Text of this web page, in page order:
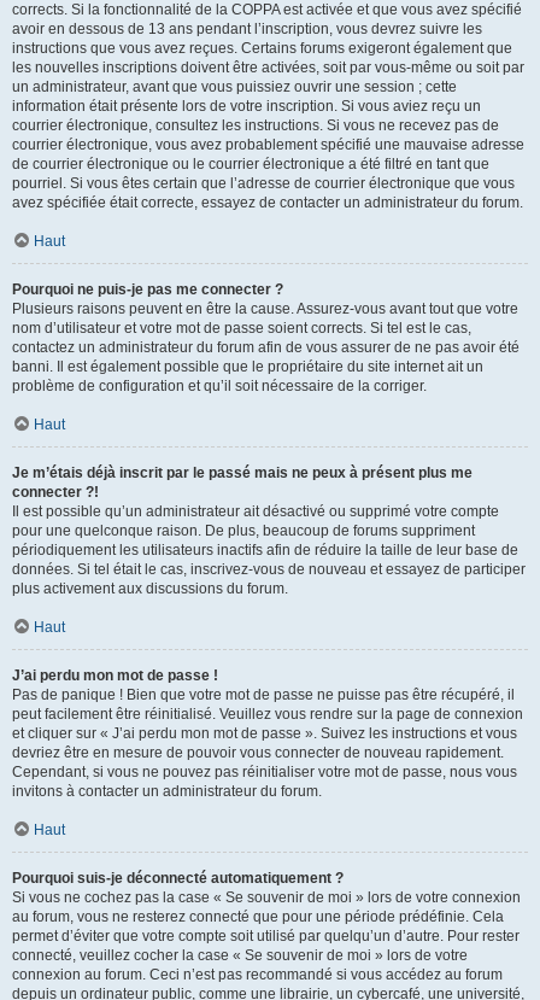
corrects. Si la fonctionnalité de la COPPA est activée et que vous avez spécifié
avoir en dessous de 13 ans pendant l’inscription, vous devrez suivre les
instructions que vous avez reçues. Certains forums exigeront également que
les nouvelles inscriptions doivent être activées, soit par vous-même ou soit par
un administrateur, avant que vous puissiez ouvrir une session ; cette
information était présente lors de votre inscription. Si vous aviez reçu un
courrier électronique, consultez les instructions. Si vous ne recevez pas de
courrier électronique, vous avez probablement spécifié une mauvaise adresse
de courrier électronique ou le courrier électronique a été filtré en tant que
pourriel. Si vous êtes certain que l’adresse de courrier électronique que vous
avez spécifiée était correcte, essayez de contacter un administrateur du forum.
Haut
Pourquoi ne puis-je pas me connecter ?
Plusieurs raisons peuvent en être la cause. Assurez-vous avant tout que votre
nom d’utilisateur et votre mot de passe soient corrects. Si tel est le cas,
contactez un administrateur du forum afin de vous assurer de ne pas avoir été
banni. Il est également possible que le propriétaire du site internet ait un
problème de configuration et qu’il soit nécessaire de la corriger.
Haut
Je m’étais déjà inscrit par le passé mais ne peux à présent plus me
connecter ?!
Il est possible qu’un administrateur ait désactivé ou supprimé votre compte
pour une quelconque raison. De plus, beaucoup de forums suppriment
périodiquement les utilisateurs inactifs afin de réduire la taille de leur base de
données. Si tel était le cas, inscrivez-vous de nouveau et essayez de participer
plus activement aux discussions du forum.
Haut
J’ai perdu mon mot de passe !
Pas de panique ! Bien que votre mot de passe ne puisse pas être récupéré, il
peut facilement être réinitialisé. Veuillez vous rendre sur la page de connexion
et cliquer sur « J’ai perdu mon mot de passe ». Suivez les instructions et vous
devriez être en mesure de pouvoir vous connecter de nouveau rapidement.
Cependant, si vous ne pouvez pas réinitialiser votre mot de passe, nous vous
invitons à contacter un administrateur du forum.
Haut
Pourquoi suis-je déconnecté automatiquement ?
Si vous ne cochez pas la case « Se souvenir de moi » lors de votre connexion
au forum, vous ne resterez connecté que pour une période prédéfinie. Cela
permet d’éviter que votre compte soit utilisé par quelqu’un d’autre. Pour rester
connecté, veuillez cocher la case « Se souvenir de moi » lors de votre
connexion au forum. Ceci n’est pas recommandé si vous accédez au forum
depuis un ordinateur public, comme une librairie, un cybercafé, une université,